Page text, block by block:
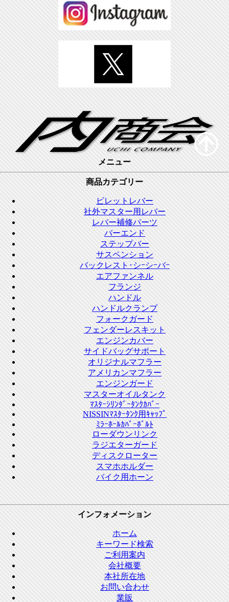
メニュー
商品カテゴリー
ビレットレバー
社外マスター用レバー
レバー補修パーツ
バーエンド
ステップバー
サスペンション
バックレスト･シｰシｰバｰ
エアファンネル
フランジ
ハンドル
ハンドルクランプ
フォークガード
フェンダーレスキット
エンジンカバー
サイドバッグサポート
オリジナルマフラー
アメリカンマフラー
エンジンガード
マスターオイルタンク
ﾏｽﾀｰｼﾘﾝﾀﾞｰﾀﾝｸｶﾊﾞｰ
NISSINﾏｽﾀｰﾀﾝｸ用ｷｬｯﾌﾟ
ﾐﾗｰﾎｰﾙｶﾊﾞｰﾎﾞﾙﾄ
ローダウンリンク
ラジエターガード
ディスクローター
スマホホルダー
バイク用ホーン
インフォメーション
ホーム
キーワード検索
ご利用案内
会社概要
本社所在地
お問い合わせ
業販